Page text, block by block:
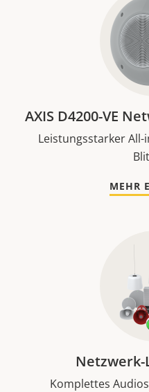
AXIS D4200-VE
Leistungsstarker
MEHR
Komplettes